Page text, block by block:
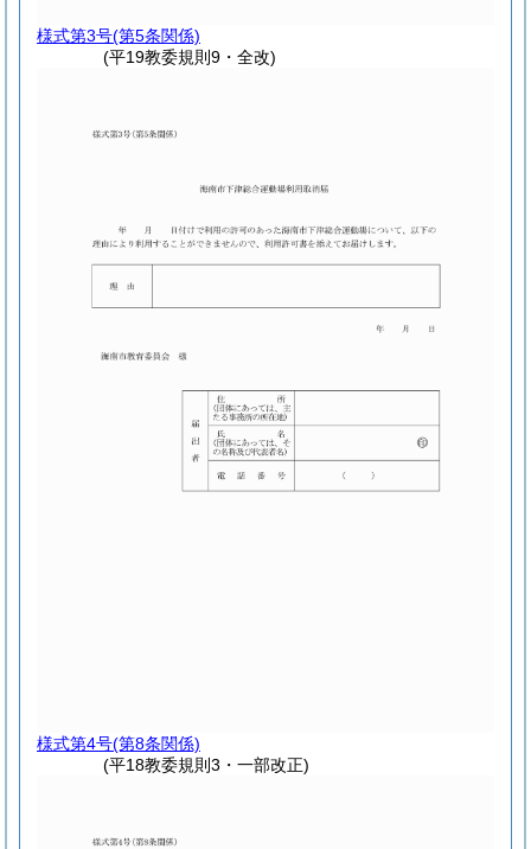
様式第3号(第5条関係)
(平19教委規則9・全改)
様式第4号(第8条関係)
(平18教委規則3・一部改正)